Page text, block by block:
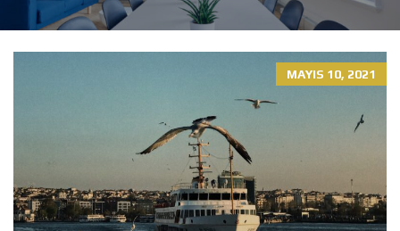
MAYIS 10, 2021